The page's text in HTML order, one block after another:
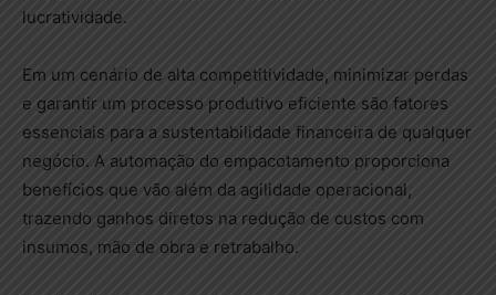
lucratividade.
Em um cenário de alta competitividade, minimizar perdas
e garantir um processo produtivo eficiente são fatores
essenciais para a sustentabilidade financeira de qualquer
negócio. A automação do empacotamento proporciona
benefícios que vão além da agilidade operacional,
trazendo ganhos diretos na redução de custos com
insumos, mão de obra e retrabalho.